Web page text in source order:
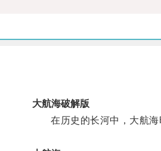
大航海破解版
在历史的长河中，大航海